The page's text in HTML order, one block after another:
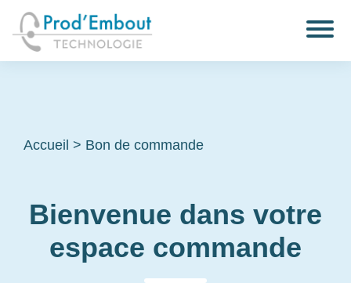
Accueil > Bon de commande
Bienvenue dans votre
espace commande